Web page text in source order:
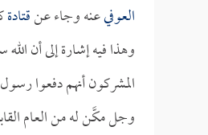
العوفيعنه وجاء عنقتادة
وهذا فيه إشارة إلى أن
المشركون أنهم دفعوا
وجل مكَّن له من العام